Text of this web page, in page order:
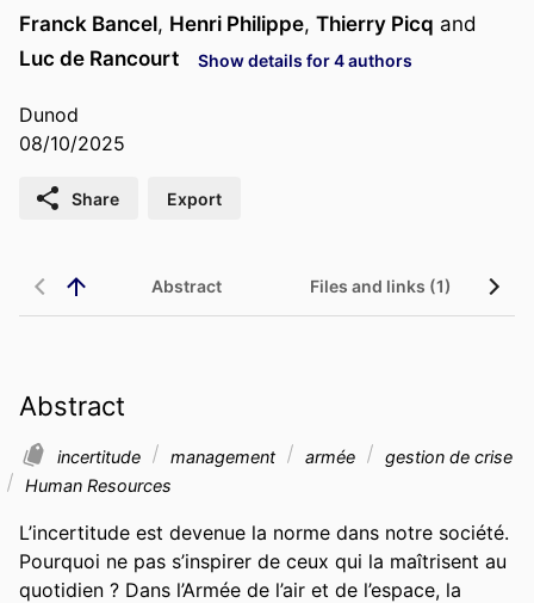
Franck Bancel, Henri Philippe, Thierry Picq and
Luc de Rancourt
Show details for 4 authors
Dunod
08/10/2025
Share Export
Abstract Files and links (1)
Abstract
incertitude management armée
gestion de crise
Human Resources
L’incertitude est devenue la norme dans notre société.
Pourquoi ne pas s’inspirer de ceux qui la maîtrisent au
quotidien ? Dans l’Armée de l’air et de l’espace, la